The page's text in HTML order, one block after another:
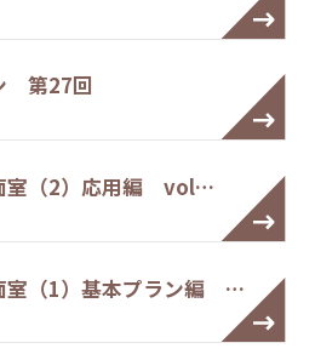
第27回
室（2）応用編 vol…
室（1）基本プラン編 …